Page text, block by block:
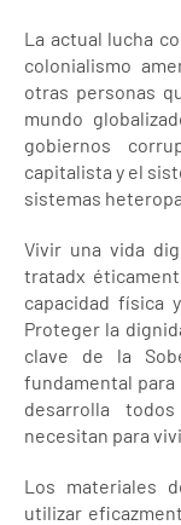
La actual lucha
colonialismo
otras personas
mundo
gobiernos
capitalista y el
sistemas
Vivir una vida
tratadx
capacidad física
Proteger la
clave de la
fundamental para
desarrolla
necesitan para
Los materiales
utilizar